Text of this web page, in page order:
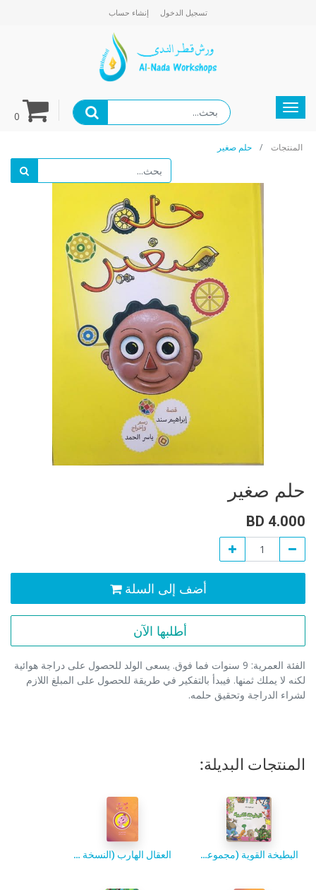
تسجيل الدخول إنشاء حساب
0
المنتجات حلم صغير
حلم صغير
4.000
أضف إلى السلة
أطلبها الآن
الفئة العمرية: 9 سنوات فما فوق. يسعى الولد للحصول على دراجة هوائية
لكنه لا يملك ثمنها. فيبدأ بالتفكير في طريقة للحصول على المبلغ اللازم
لشراء الدراجة وتحقيق حلمه.
المنتجات البديلة:
البطيخة القوية (مجموعة قصصية) العقال الهارب (النسخة العادية)